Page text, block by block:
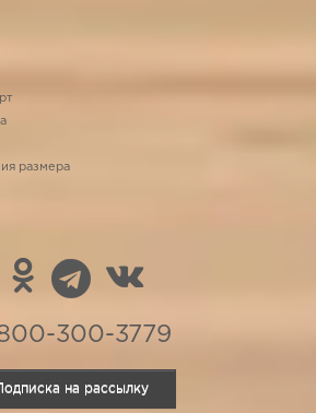
размера
300-3779
на рассылку